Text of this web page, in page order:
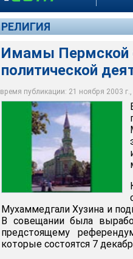
РЕЛИГИЯ
Имамы Пермской
политической
время публикации: 21 ноября 2003
Пермская мечеть
Архив NEWSru.com
Мухаммедгали Хузина и
В совещании была
предстоящему
которые состоятся 7